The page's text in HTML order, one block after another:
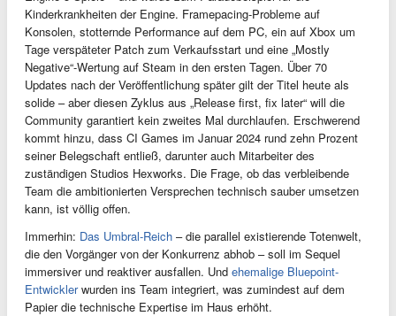
Kinderkrankheiten der Engine. Framepacing-Probleme auf
Konsolen, stotternde Performance auf dem PC, ein auf Xbox um
Tage verspäteter Patch zum Verkaufsstart und eine „Mostly
Negative“-Wertung auf Steam in den ersten Tagen. Über 70
Updates nach der Veröffentlichung später gilt der Titel heute als
solide – aber diesen Zyklus aus „Release first, fix later“ will die
Community garantiert kein zweites Mal durchlaufen. Erschwerend
kommt hinzu, dass CI Games im Januar 2024 rund zehn Prozent
seiner Belegschaft entließ, darunter auch Mitarbeiter des
zuständigen Studios Hexworks. Die Frage, ob das verbleibende
Team die ambitionierten Versprechen technisch sauber umsetzen
kann, ist völlig offen.
Immerhin: Das Umbral-Reich – die parallel existierende Totenwelt,
die den Vorgänger von der Konkurrenz abhob – soll im Sequel
immersiver und reaktiver ausfallen. Und ehemalige Bluepoint-
Entwicklerwurden ins Team integriert, was zumindest auf dem
Papier die technische Expertise im Haus erhöht.